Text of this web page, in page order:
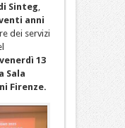
Sinteg
anni
dei servizi
venerdì 13
Sala
Firenze.